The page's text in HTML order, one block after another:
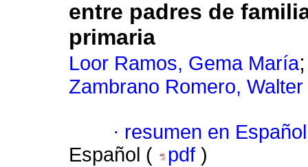
entre padres de
primaria
Loor Ramos, Gema María
Zambrano Romero,
· resumen en Español
Español (
pdf )